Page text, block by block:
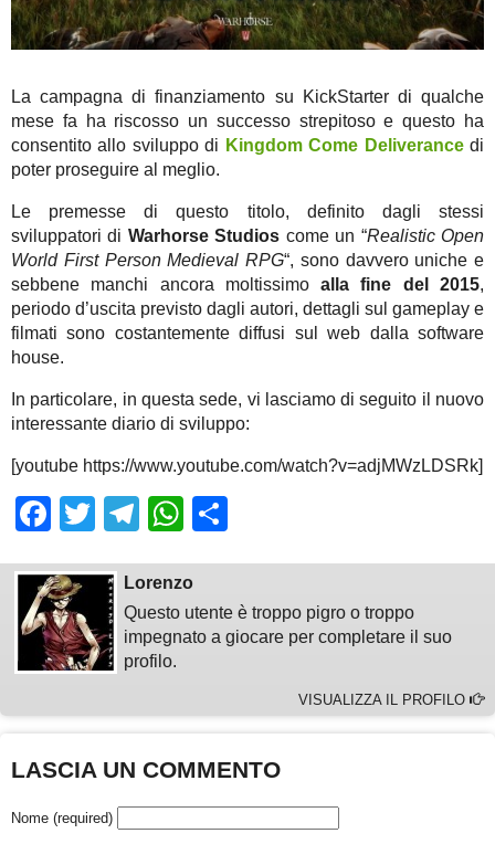
La campagna di finanziamento su KickStarter di qualche
mese fa ha riscosso un successo strepitoso e questo ha
consentito allo sviluppo di Kingdom Come Deliverancedi
poter proseguire al meglio.
Le premesse di questo titolo, definito dagli stessi
sviluppatori di Warhorse Studios come un “Realistic Open
World First Person Medieval RPG“, sono davvero uniche e
sebbene manchi ancora moltissimoalla fine del 2015,
periodo d’uscita previsto dagli autori, dettagli sul gameplay e
filmati sono costantemente diffusi sul web dalla software
house.
In particolare, in questa sede, vi lasciamo di seguito il nuovo
interessante diario di sviluppo:
[youtube https://www.youtube.com/watch?v=adjMWzLDSRk]
Facebook
TwitterTelegram
WhatsApp
Lorenzo
Questo utente è troppo pigro o troppo
impegnato a giocare per completare il suo
profilo.
VISUALIZZA IL PROFILO
LASCIA UN COMMENTO
Nome (required)